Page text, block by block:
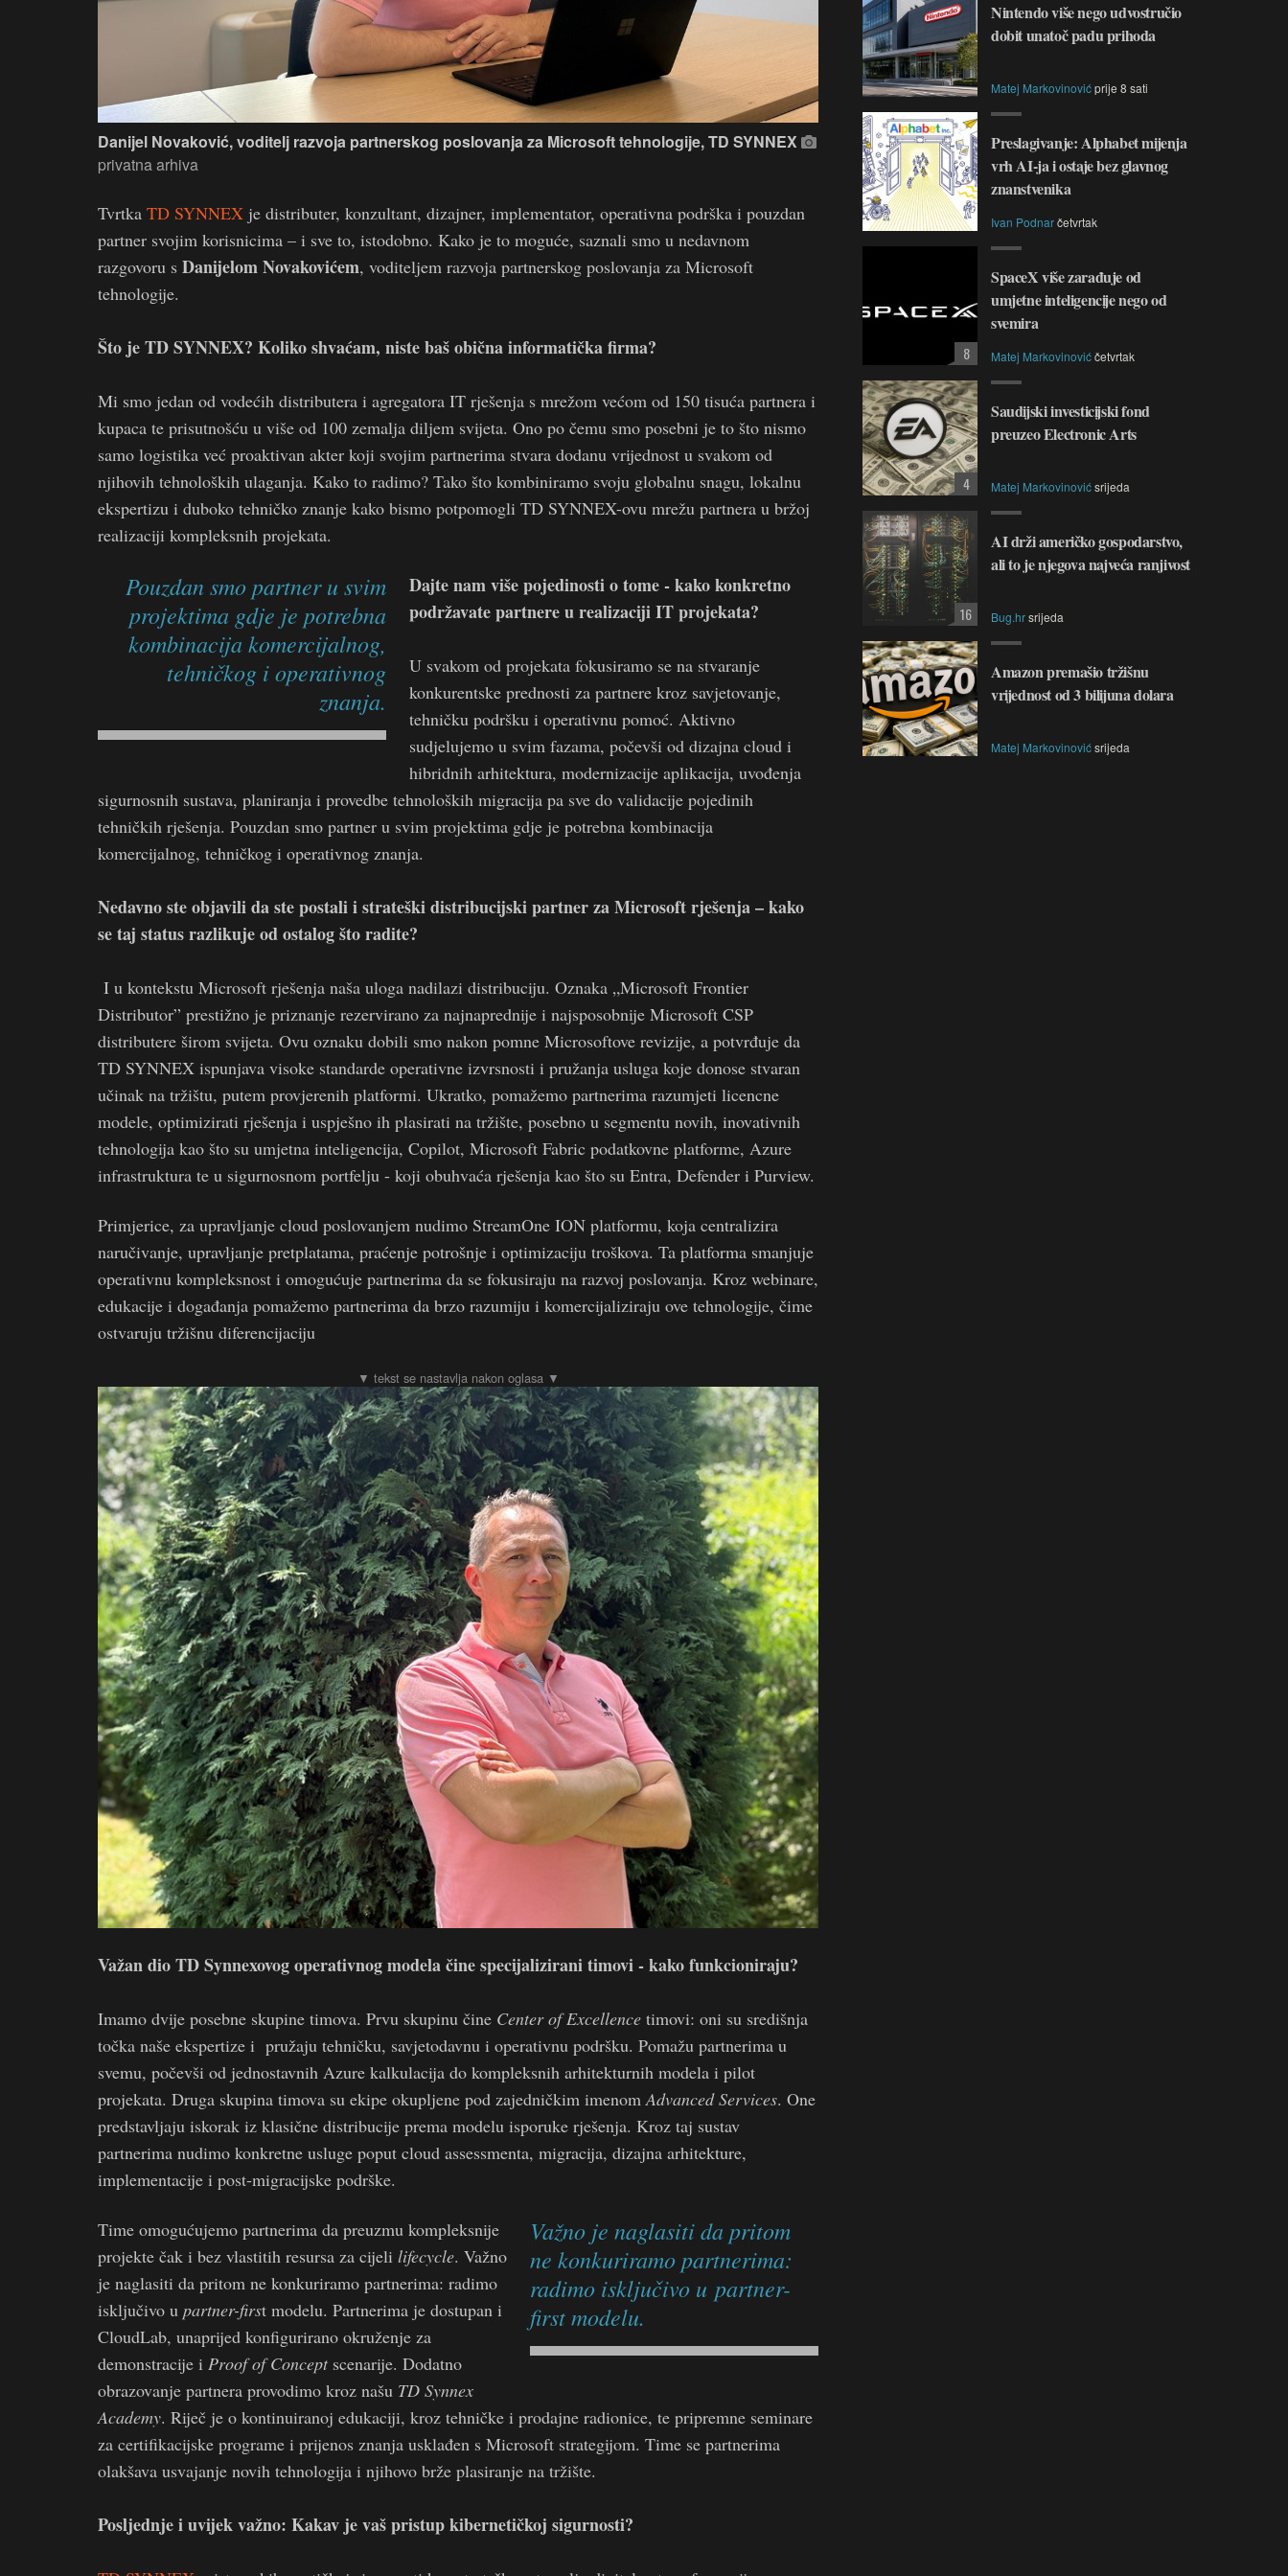
Danijel Novaković, voditelj razvoja partnerskog poslovanja za Microsoft tehnologije, TD SYNNEX
privatna arhiva
Tvrtka TD SYNNEX je distributer, konzultant, dizajner, implementator, operativna podrška i pouzdan
partner svojim korisnicima – i sve to, istodobno. Kako je to moguće, saznali smo u nedavnom
razgovoru s Danijelom Novakovićem, voditeljem razvoja partnerskog poslovanja za Microsoft
tehnologije.
Što je TD SYNNEX? Koliko shvaćam, niste baš obična informatička firma?
Mi smo jedan od vodećih distributera i agregatora IT rješenja s mrežom većom od 150 tisuća partnera i
kupaca te prisutnošću u više od 100 zemalja diljem svijeta. Ono po čemu smo posebni je to što nismo
samo logistika već proaktivan akter koji svojim partnerima stvara dodanu vrijednost u svakom od
njihovih tehnoloških ulaganja. Kako to radimo? Tako što kombiniramo svoju globalnu snagu, lokalnu
ekspertizu i duboko tehničko znanje kako bismo potpomogli TD SYNNEX-ovu mrežu partnera u bržoj
realizaciji kompleksnih projekata.
Pouzdan smo partner u svim
projektima gdje je potrebna
kombinacija komercijalnog,
tehničkog i operativnog
znanja.
Dajte nam više pojedinosti o tome - kako konkretno
podržavate partnere u realizaciji IT projekata?
U svakom od projekata fokusiramo se na stvaranje
konkurentske prednosti za partnere kroz savjetovanje,
tehničku podršku i operativnu pomoć. Aktivno
sudjelujemo u svim fazama, počevši od dizajna cloud i
hibridnih arhitektura, modernizacije aplikacija, uvođenja
sigurnosnih sustava, planiranja i provedbe tehnoloških migracija pa sve do validacije pojedinih
tehničkih rješenja. Pouzdan smo partner u svim projektima gdje je potrebna kombinacija
komercijalnog, tehničkog i operativnog znanja.
Nedavno ste objavili da ste postali i strateški distribucijski partner za Microsoft rješenja – kako
se taj status razlikuje od ostalog što radite?
I u kontekstu Microsoft rješenja naša uloga nadilazi distribuciju. Oznaka „Microsoft Frontier
Distributor” prestižno je priznanje rezervirano za najnaprednije i najsposobnije Microsoft CSP
distributere širom svijeta. Ovu oznaku dobili smo nakon pomne Microsoftove revizije, a potvrđuje da
TD SYNNEX ispunjava visoke standarde operativne izvrsnosti i pružanja usluga koje donose stvaran
učinak na tržištu, putem provjerenih platformi. Ukratko, pomažemo partnerima razumjeti licencne
modele, optimizirati rješenja i uspješno ih plasirati na tržište, posebno u segmentu novih, inovativnih
tehnologija kao što su umjetna inteligencija, Copilot, Microsoft Fabric podatkovne platforme, Azure
infrastruktura te u sigurnosnom portfelju - koji obuhvaća rješenja kao što su Entra, Defender i Purview.
Primjerice, za upravljanje cloud poslovanjem nudimo StreamOne ION platformu, koja centralizira
naručivanje, upravljanje pretplatama, praćenje potrošnje i optimizaciju troškova. Ta platforma smanjuje
operativnu kompleksnost i omogućuje partnerima da se fokusiraju na razvoj poslovanja. Kroz webinare,
edukacije i događanja pomažemo partnerima da brzo razumiju i komercijaliziraju ove tehnologije, čime
ostvaruju tržišnu diferencijaciju
Važan dio TD Synnexovog operativnog modela čine specijalizirani timovi - kako funkcioniraju?
Imamo dvije posebne skupine timova. Prvu skupinu čine Center of Excellence timovi: oni su središnja
točka naše ekspertize i pružaju tehničku, savjetodavnu i operativnu podršku. Pomažu partnerima u
svemu, počevši od jednostavnih Azure kalkulacija do kompleksnih arhitekturnih modela i pilot
projekata. Druga skupina timova su ekipe okupljene pod zajedničkim imenom Advanced Services. One
predstavljaju iskorak iz klasične distribucije prema modelu isporuke rješenja. Kroz taj sustav
partnerima nudimo konkretne usluge poput cloud assessmenta, migracija, dizajna arhitekture,
implementacije i post-migracijske podrške.
Važno je naglasiti da pritom
ne konkuriramo partnerima:
radimo isključivo u partner-
first modelu.
Time omogućujemo partnerima da preuzmu kompleksnije
projekte čak i bez vlastitih resursa za cijeli lifecycle. Važno
je naglasiti da pritom ne konkuriramo partnerima: radimo
isključivo u partner-first modelu. Partnerima je dostupan i
CloudLab, unaprijed konfigurirano okruženje za
demonstracije i Proof of Conceptscenarije. Dodatno
obrazovanje partnera provodimo kroz našu TD Synnex
Academy. Riječ je o kontinuiranoj edukaciji, kroz tehničke i prodajne radionice, te pripremne seminare
za certifikacijske programe i prijenos znanja usklađen s Microsoft strategijom. Time se partnerima
olakšava usvajanje novih tehnologija i njihovo brže plasiranje na tržište.
Posljednje i uvijek važno: Kakav je vaš pristup kibernetičkoj sigurnosti?
Nintendo više nego udvostručio
dobit unatoč padu prihoda
Matej Markovinovićprije 8 sati
Preslagivanje: Alphabet mijenja
vrh AI-ja i ostaje bez glavnog
znanstvenika
Ivan Podnarčetvrtak
SpaceX više zarađuje od
umjetne inteligencije nego od
svemira
Matej Markovinovićčetvrtak
8
Saudijski investicijski fond
preuzeo Electronic Arts
Matej Markovinovićsrijeda
4
AI drži američko gospodarstvo,
ali to je njegova najveća ranjivost
Bug.hrsrijeda
16
Amazon premašio tržišnu
vrijednost od 3 bilijuna dolara
Matej Markovinovićsrijeda